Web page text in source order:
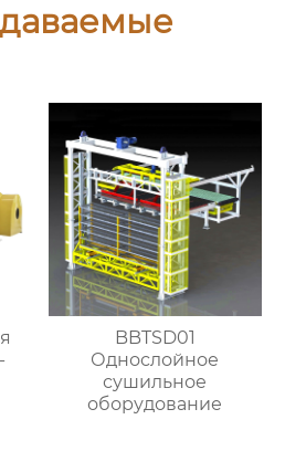
BBTSD01
Однослойное
сушильное
оборудование